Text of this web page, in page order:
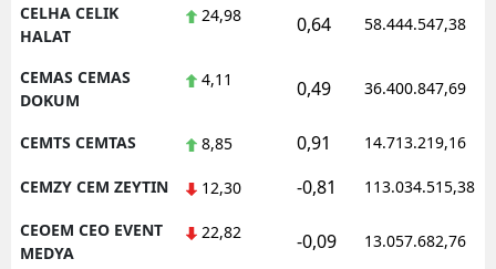
CELHA CELIK
HALAT
24,98 0,64 58.444.547,38
CEMAS CEMAS
DOKUM
4,11 0,49 36.400.847,69
CEMTS CEMTAS 8,85 0,91 14.713.219,16
CEMZY CEM ZEYTIN 12,30 -0,81 113.034.515,38
CEOEM CEO EVENT
MEDYA
22,82 -0,09 13.057.682,76